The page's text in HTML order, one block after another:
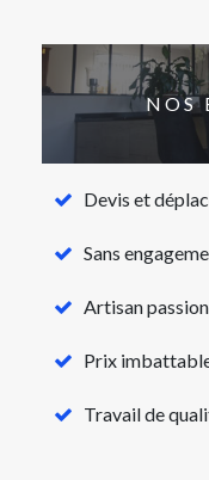
NOS
Devis et
Sans
Artisan
Prix
Travail de